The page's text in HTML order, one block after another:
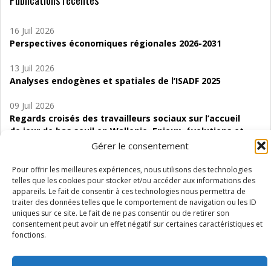
Gérer le consentement
Pour offrir les meilleures expériences, nous utilisons des technologies
telles que les cookies pour stocker et/ou accéder aux informations des
appareils. Le fait de consentir à ces technologies nous permettra de
traiter des données telles que le comportement de navigation ou les ID
uniques sur ce site. Le fait de ne pas consentir ou de retirer son
consentement peut avoir un effet négatif sur certaines caractéristiques et
fonctions.
16 Juil 2026
Perspectives économiques régionales 2026-2031
13 Juil 2026
Analyses endogènes et spatiales de l’ISADF 2025
09 Juil 2026
Regards croisés des travailleurs sociaux sur l’accueil
de jour de bas seuil en Wallonie. Enjeux, évolutions et
06 Juil 2026
Étude d’évaluabilité des Structures
d’accompagnement à l’autocréation d’emploi (SAACE)
01 Juil 2026
Pénurie du personnel infirmier :quels indicateurs
Wallonie ?